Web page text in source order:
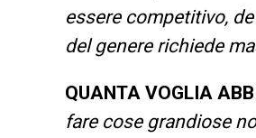
essere competitivo,
del genere richiede
QUANTA VOGLIA
fare cose grandiose